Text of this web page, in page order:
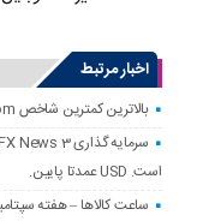
اخبار مرتبط
بالاترین کمترین شاخص MT4 – forexmt4indicators.com
است. USD عمدتا پایین.